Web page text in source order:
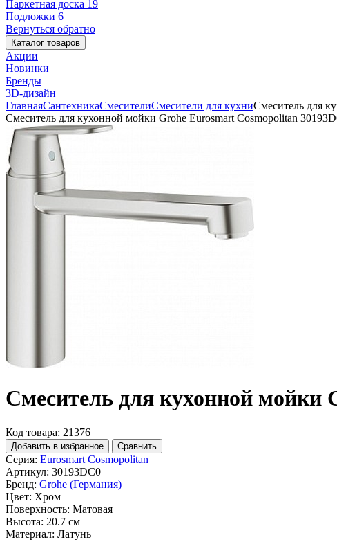
Паркетная доска 19
Подложки 6
Вернуться обратно
Каталог товаров
Акции
Новинки
Бренды
3D-дизайн
ГлавнаяСантехникаСмесителиСмесители для кухниСмеситель для
Смеситель для кухонной мойки Grohe Eurosmart Cosmopolitan
Смеситель для кухонной мойки
Код товара: 21376
Добавить в избранное Сравнить
Серия: Eurosmart Cosmopolitan
Артикул: 30193DC0
Бренд: Grohe (Германия)
Цвет: Хром
Поверхность: Матовая
Высота: 20.7 см
Материал: Латунь